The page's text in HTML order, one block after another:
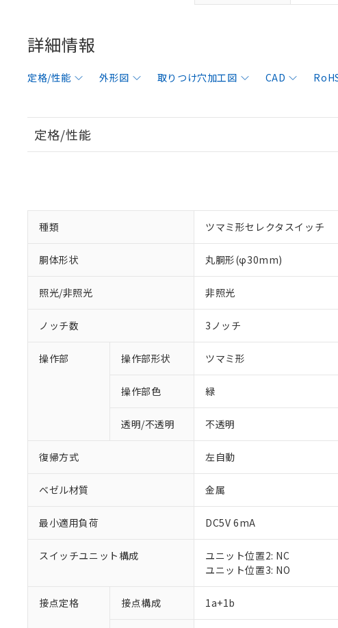
詳細情報
定格/性能 外形図 取りつけ穴加工図 CAD
定格/性能
種類 ツマミ形セレクタスイッチ
胴体形状 丸胴形(φ30mm)
照光/非照光 非照光
ノッチ数 3ノッチ
操作部 操作部形状 ツマミ形
操作部色 緑
透明/不透明 不透明
復帰方式 左自動
ベゼル材質 金属
最小適用負荷 DC5V 6mA
スイッチユニット構成
ユニット位置2: NC
ユニット位置3: NO
接点定格 接点構成 1a+1b※1 対応状況